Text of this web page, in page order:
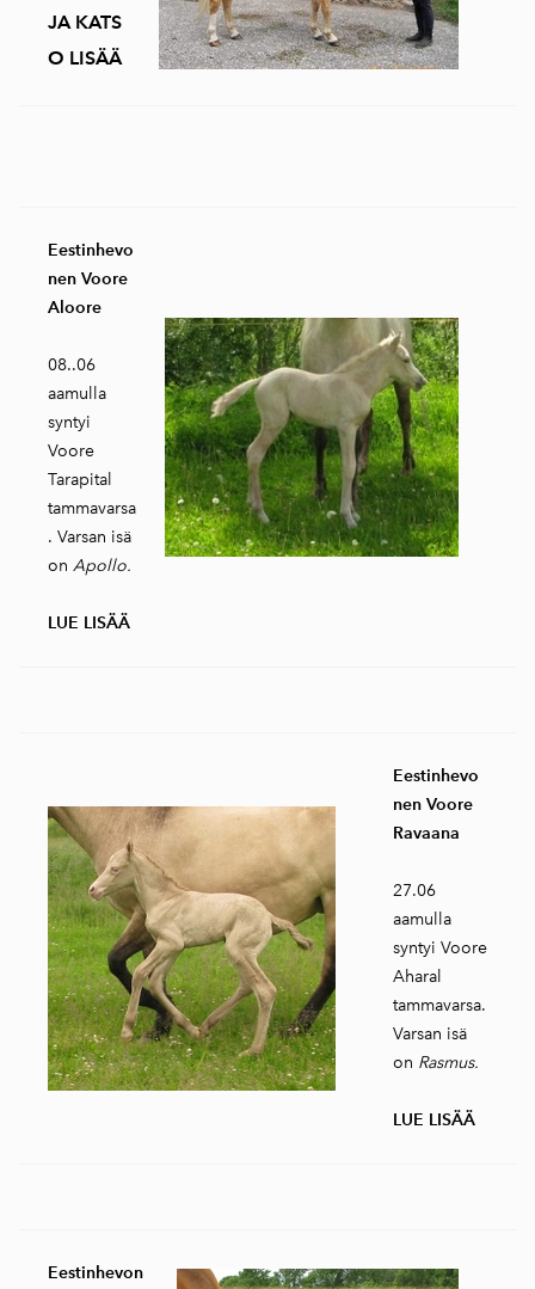
JA KATS
O LISÄÄ
Eestinhevo
nen Voore
Aloore
08..06
aamulla
syntyi
Voore
Tarapital
tammavarsa
. Varsan isä
on Apollo.
LUE LISÄÄ
Eestinhevo
nen Voore
Ravaana
27.06
aamulla
syntyi Voore
Aharal
tammavarsa.
Varsan isä
on Rasmus.
LUE LISÄÄ
Eestinhevon